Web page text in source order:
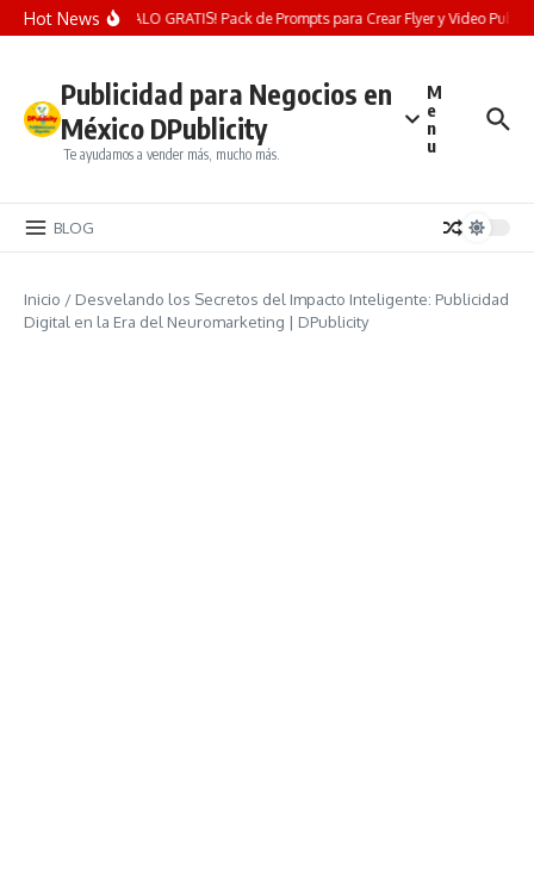
Saltar al contenido
Hot News¡REGALO GRATIS! Pack de Prompts para Crear Flyer y Video
Publicidad para Negocios en
México DPublicity
Te ayudamos a vender más, mucho más.
M
e
n
u
BLOG
Inicio / Desvelando los Secretos del Impacto Inteligente: Publicidad
Digital en la Era del Neuromarketing | DPublicity